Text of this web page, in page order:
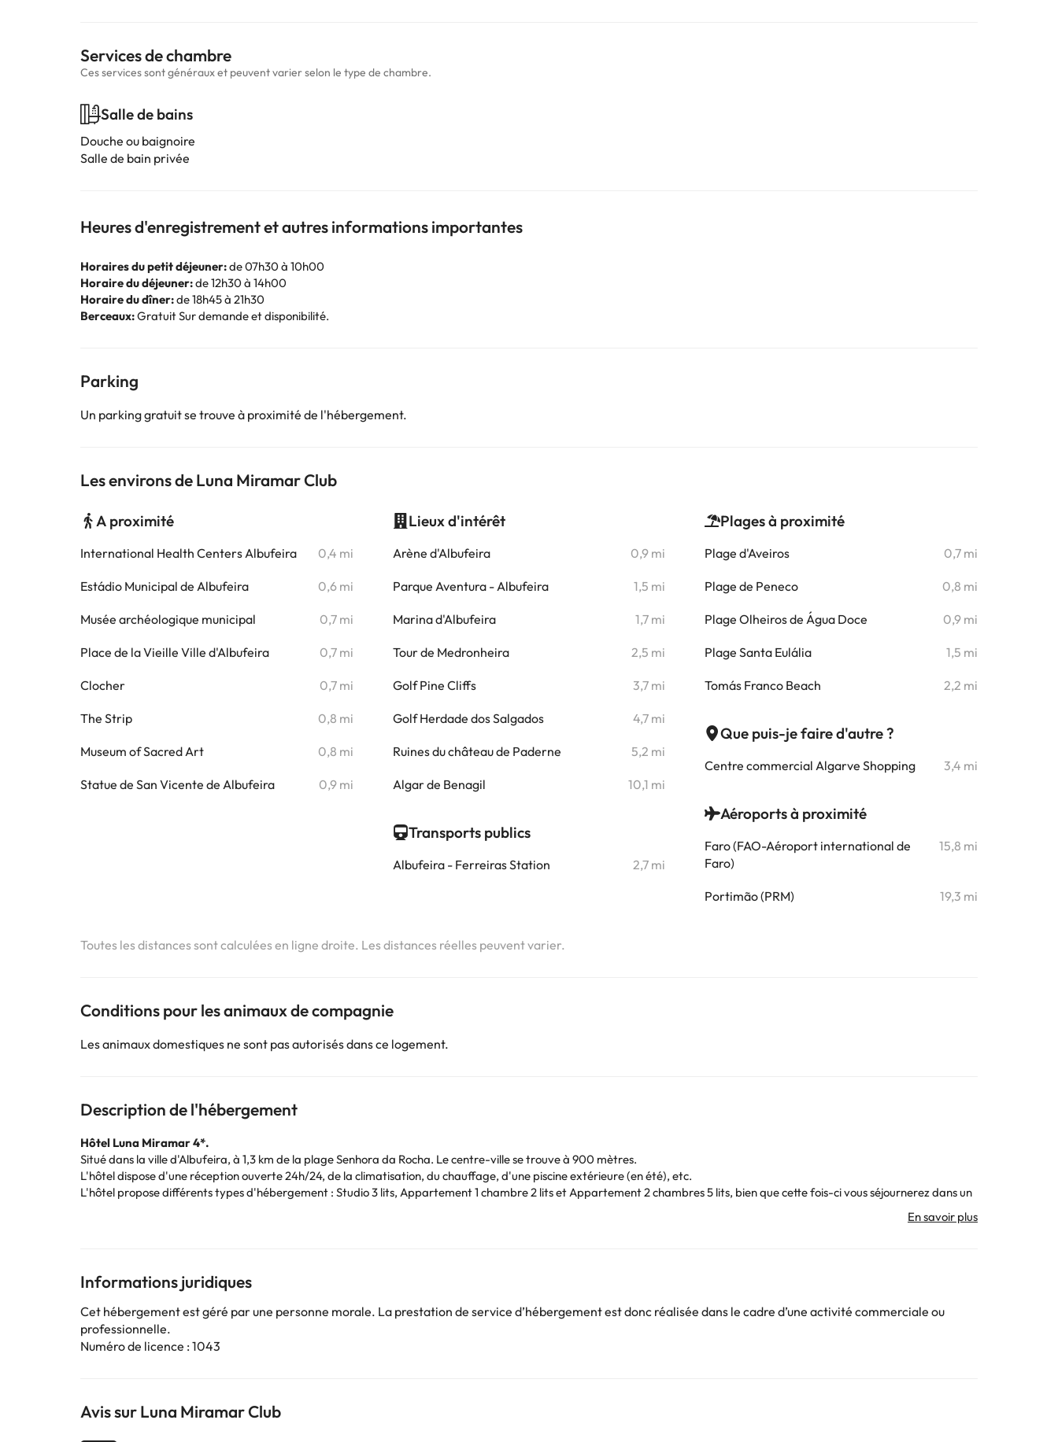
Services de chambre
Ces services sont généraux et peuvent varier selon le type de chambre.
Salle de bains
Douche ou baignoire
Salle de bain privée
Heures d'enregistrement et autres informations importantes
Horaires du petit déjeuner:de 07h30 à 10h00
Horaire du déjeuner:de 12h30 à 14h00
Horaire du dîner:de 18h45 à 21h30
Berceaux:Gratuit Sur demande et disponibilité.
Parking
Un parking gratuit se trouve à proximité de l'hébergement.
Les environs de Luna Miramar Club
A proximité
International Health Centers Albufeira 0,4 mi
Estádio Municipal de Albufeira 0,6 mi
Musée archéologique municipal 0,7 mi
Place de la Vieille Ville d'Albufeira 0,7 mi
Clocher 0,7 mi
The Strip 0,8 mi
Museum of Sacred Art 0,8 mi
Statue de San Vicente de Albufeira 0,9 mi
Lieux d'intérêt
Arène d'Albufeira 0,9 mi
Parque Aventura - Albufeira 1,5 mi
Marina d'Albufeira 1,7 mi
Tour de Medronheira 2,5 mi
Golf Pine Cliffs 3,7 mi
Golf Herdade dos Salgados 4,7 mi
Ruines du château de Paderne 5,2 mi
Algar de Benagil 10,1 mi
Transports publics
Albufeira - Ferreiras Station 2,7 mi
Plages à proximité
Plage d'Aveiros 0,7 mi
Plage de Peneco 0,8 mi
Plage Olheiros de Água Doce 0,9 mi
Plage Santa Eulália 1,5 mi
Tomás Franco Beach 2,2 mi
Que puis-je faire d'autre ?
Centre commercial Algarve Shopping 3,4 mi
Aéroports à proximité
Faro (FAO-Aéroport international de
Faro)
15,8 mi
Portimão (PRM) 19,3 mi
Toutes les distances sont calculées en ligne droite. Les distances réelles peuvent varier.
Conditions pour les animaux de compagnie
Les animaux domestiques ne sont pas autorisés dans ce logement.
Description de l'hébergement
Hôtel Luna Miramar 4*.
Situé dans la ville d'Albufeira, à 1,3 km de la plage Senhora da Rocha. Le centre-ville se trouve à 900 mètres.
L'hôtel dispose d'une réception ouverte 24h/24, de la climatisation, du chauffage, d'une piscine extérieure (en été), etc.
L'hôtel propose différents types d'hébergement : Studio 3 lits, Appartement 1 chambre 2 lits et Appartement 2 chambres 5 lits, bien que cette fois-ci vous séjournerez dans un
Vous y trouverez : un ou deux lits principaux, un canapé-lit, un petit coin cuisine, et une salle de bains avec douche ou baignoire, des équipements et un sèche-cheveux.
sont susceptibles d’être modifiées par l’hébergement. Si vous avez des questions, contactez-nous.
Informations juridiques
Cet hébergement est géré par une personne morale. La prestation de service d’hébergement est donc réalisée dans le cadre d’une activité commerciale ou
professionnelle.
Numéro de licence : 1043
Avis sur Luna Miramar Club